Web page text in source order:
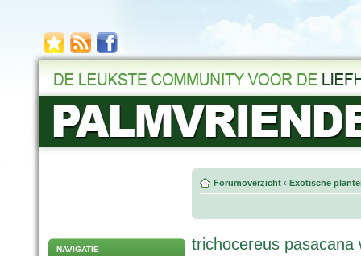
NAVIGATIE
Forumoverzicht ‹ Exotische
trichocereus pasacana